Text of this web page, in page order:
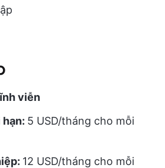
viễn
hạn: 5 USD/tháng cho mỗi
12 USD/tháng cho mỗi